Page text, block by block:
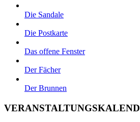
Die Sandale
Die Postkarte
Das offene Fenster
Der Fächer
Der Brunnen